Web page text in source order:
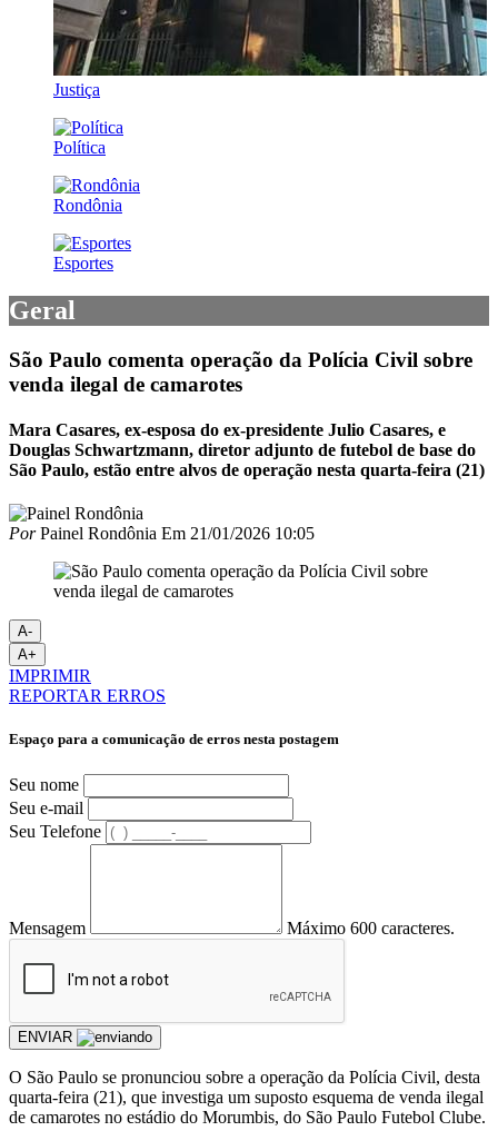
Justiça
Política
Rondônia
Esportes
Geral
São Paulo comenta operação da Polícia Civil sobre
venda ilegal de camarotes
Mara Casares, ex-esposa do ex-presidente Julio Casares, e
Douglas Schwartzmann, diretor adjunto de futebol de base do
São Paulo, estão entre alvos de operação nesta quarta-feira (21)
PorPainel Rondônia Em 21/01/2026 10:05
A-
A+
IMPRIMIR
REPORTAR ERROS
Espaço para a comunicação de erros nesta postagem
Seu nome
Seu e-mail
Seu Telefone
Mensagem Máximo 600 caracteres.
ENVIAR
O São Paulo se pronunciou sobre a operação da Polícia Civil, desta
quarta-feira (21), que investiga um suposto esquema de venda ilegal
de camarotes no estádio do Morumbis, do São Paulo Futebol Clube.